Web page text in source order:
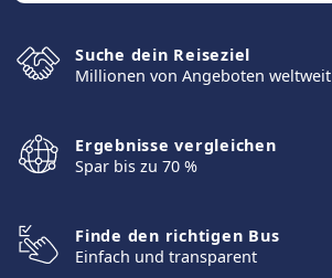
Suche dein Reiseziel
Millionen von Angeboten weltweit
Ergebnisse vergleichen
Spar bis zu 70 %
Finde den richtigen Bus
Einfach und transparent